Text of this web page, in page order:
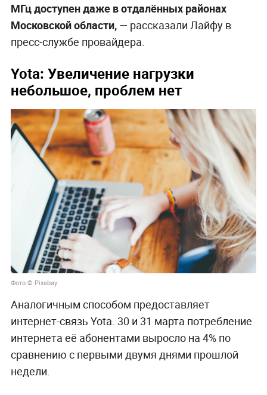
МГц доступен даже в отдалённых районах
Московской области, — рассказали Лайфу в
пресс-службе провайдера.
Yota: Увеличение нагрузки
небольшое, проблем нет
Фото © Pixabay
Аналогичным способом предоставляет
интернет-связь Yota. 30 и 31 марта потребление
интернета её абонентами выросло на 4% по
сравнению с первыми двумя днями прошлой
недели.